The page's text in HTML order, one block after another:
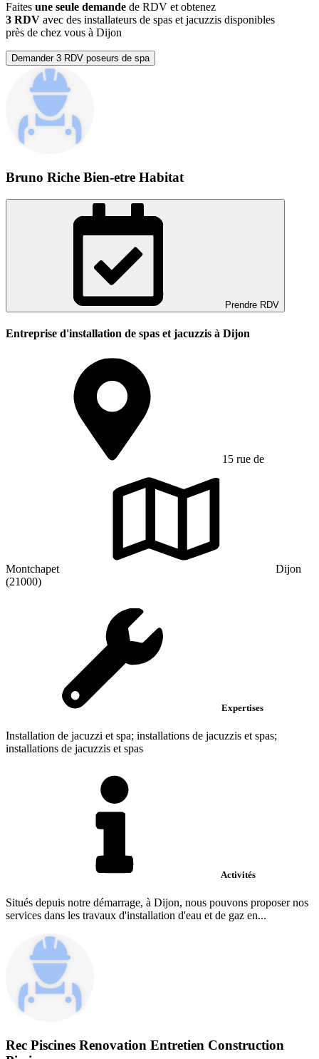
Faites une seule demande de RDV et obtenez
3 RDV avec des installateurs de spas et jacuzzis disponibles
près de chez vous à Dijon
Demander 3 RDV poseurs de spa
Bruno Riche Bien-etre Habitat
Prendre RDV
Entreprise d'installation de spas et jacuzzis à Dijon
15 rue de
Montchapet
Dijon
(21000)
Expertises
Installation de jacuzzi et spa; installations de jacuzzis et spas;
installations de jacuzzis et spas
Activités
Situés depuis notre démarrage, à Dijon, nous pouvons proposer nos
services dans les travaux d'installation d'eau et de gaz en...
Rec Piscines Renovation Entretien Construction